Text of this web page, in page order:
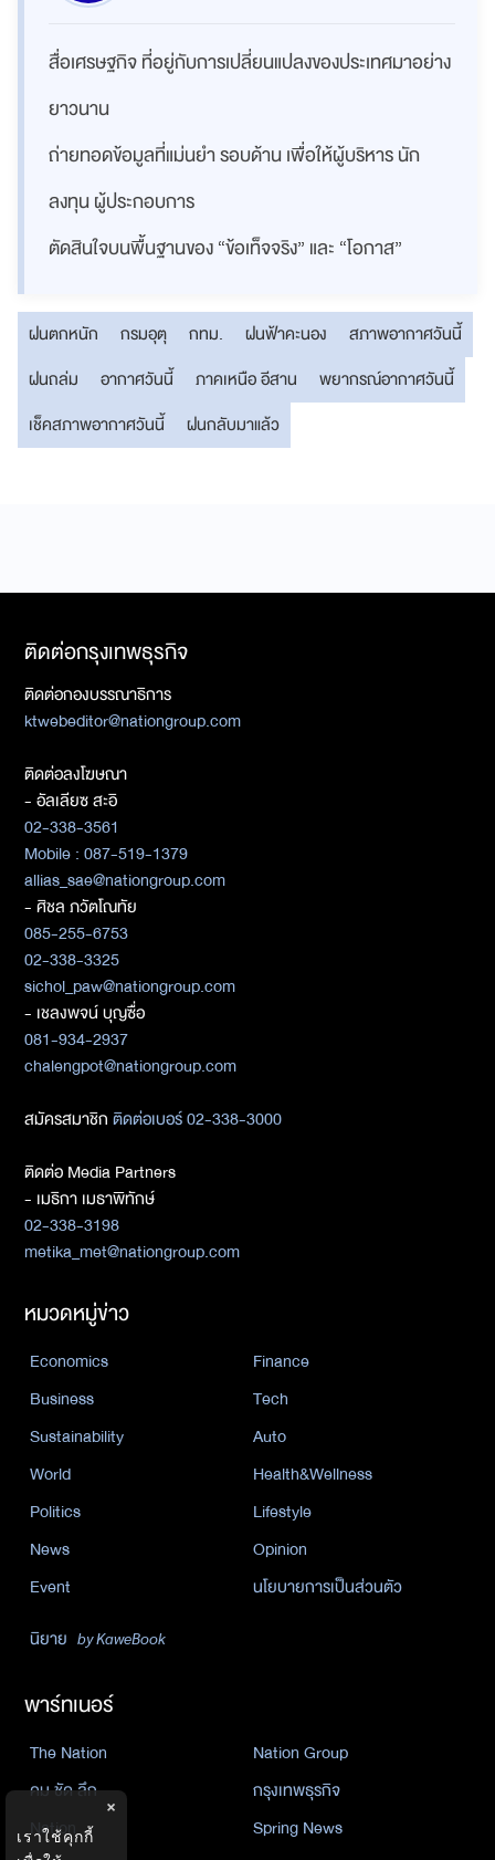
สื่อเศรษฐกิจ ที่อยู่กับการเปลี่ยนแปลงของประเทศมาอย่าง
ยาวนาน
ถ่ายทอดข้อมูลที่แม่นยำ รอบด้าน เพื่อให้ผู้บริหาร นัก
ลงทุน ผู้ประกอบการ
ตัดสินใจบนพื้นฐานของ “ข้อเท็จจริง” และ “โอกาส”
ฝนตกหนัก กรมอุตุ กทม. ฝนฟ้าคะนอง
สภาพอากาศวันนี้
ฝนถล่ม
อากาศวันนี้ ภาคเหนือ อีสาน
พยากรณ์อากาศวันนี้
เช็คสภาพอากาศวันนี้
ฝนกลับมาแล้ว
ติดต่อกรุงเทพธุรกิจ
ติดต่อกองบรรณาธิการ
ktwebeditor@nationgroup.com
ติดต่อลงโฆษณา
- อัลเลียซ สะอิ
02-338-3561
Mobile : 087-519-1379
allias_sae@nationgroup.com
- ศิชล ภวัตโณทัย
085-255-6753
02-338-3325
sichol_paw@nationgroup.com
- เชลงพจน์ บุญซื่อ
081-934-2937
chalengpot@nationgroup.com
สมัครสมาชิกติดต่อเบอร์ 02-338-3000
ติดต่อ Media Partners
- เมธิกา เมธาพิทักษ์
02-338-3198
metika_met@nationgroup.com
หมวดหมู่ข่าว
Economics
Finance
Business
Tech
Sustainability
Auto
World
Health&Wellness
Politics
Lifestyle
News
Opinion
Event
นโยบายการเป็นส่วนตัว
นิยาย by KaweBook
พาร์ทเนอร์
The Nation
Nation Group
คม ชัด ลึก
กรุงเทพธุรกิจ
Nation
Spring News
×
เราใช้คุกกี้